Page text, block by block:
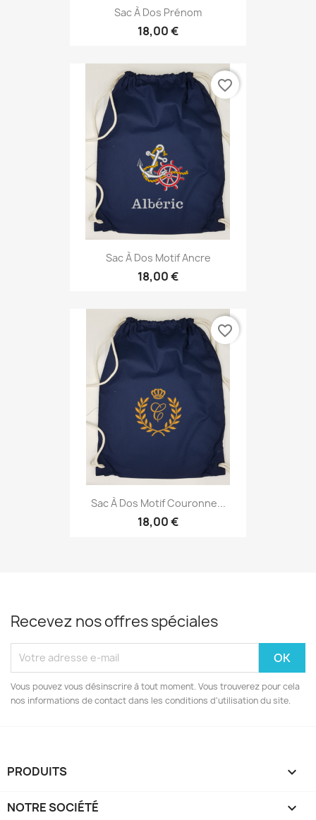
Sac À Dos Prénom
18,00 €
Sac À Dos Motif Ancre
18,00 €
favorite_border
Sac À Dos Motif Couronne...
18,00 €
favorite_border
Recevez nos offres spéciales
Vous pouvez vous désinscrire à tout moment. Vous trouverez pour cela
nos informations de contact dans les conditions d'utilisation du site.
PRODUITS 
NOTRE SOCIÉTÉ 